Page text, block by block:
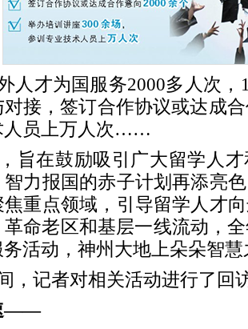
人才为国服务2000多人次
接，签订合作协议或达成
人员上万人次……
旨在鼓励吸引广大留学人
力报国的赤子计划再添亮
重点领域，引导留学人才
革命老区和基层一线流动，
活动，神州大地上朵朵智
，记者对相关活动进行了回
——